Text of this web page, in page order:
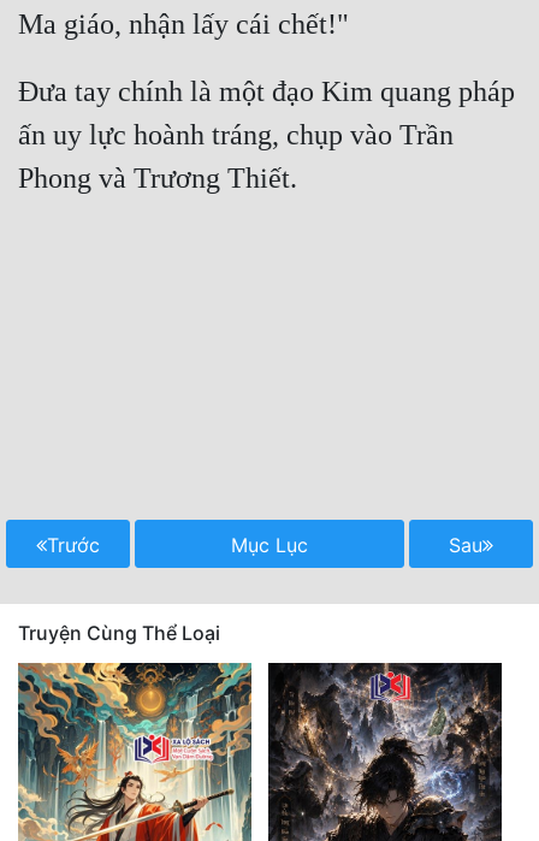
Đưa tay chính là một đạo Kim quang pháp
ấn uy lực hoành tráng, chụp vào Trần
Trước Mục Lục Sau
Truyện Cùng Thể Loại